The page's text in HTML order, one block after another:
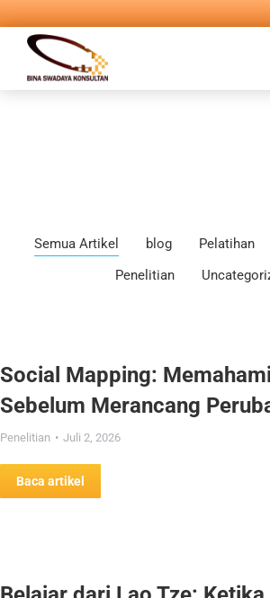
Semua Artikel blog Pelatihan
Penelitian
Social Mapping:
Sebelum Merancang
Penelitian Juli 2, 2026
Baca artikel